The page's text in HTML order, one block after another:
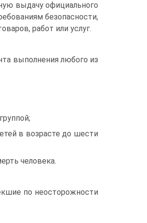
выдачу официального
безопасности,
работ или услуг.
выполнения любого из
в возрасте до шести
человека.
по неосторожности